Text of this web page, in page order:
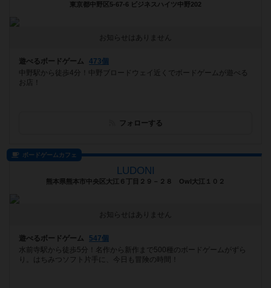
東京都中野区5-67-6 ビジネスハイツ中野202
お知らせはありません
遊べるボードゲーム
473個
中野駅から徒歩4分！中野ブロードウェイ近くでボードゲームが遊べる
お店！
フォローする
ボードゲームカフェ
LUDONI
熊本県熊本市中央区大江６丁目２９－２８ Owl大江１０２
お知らせはありません
遊べるボードゲーム
547個
水前寺駅から徒歩5分！名作から新作まで500種のボードゲームがずら
り。はちみつソフト片手に、今日も冒険の時間！